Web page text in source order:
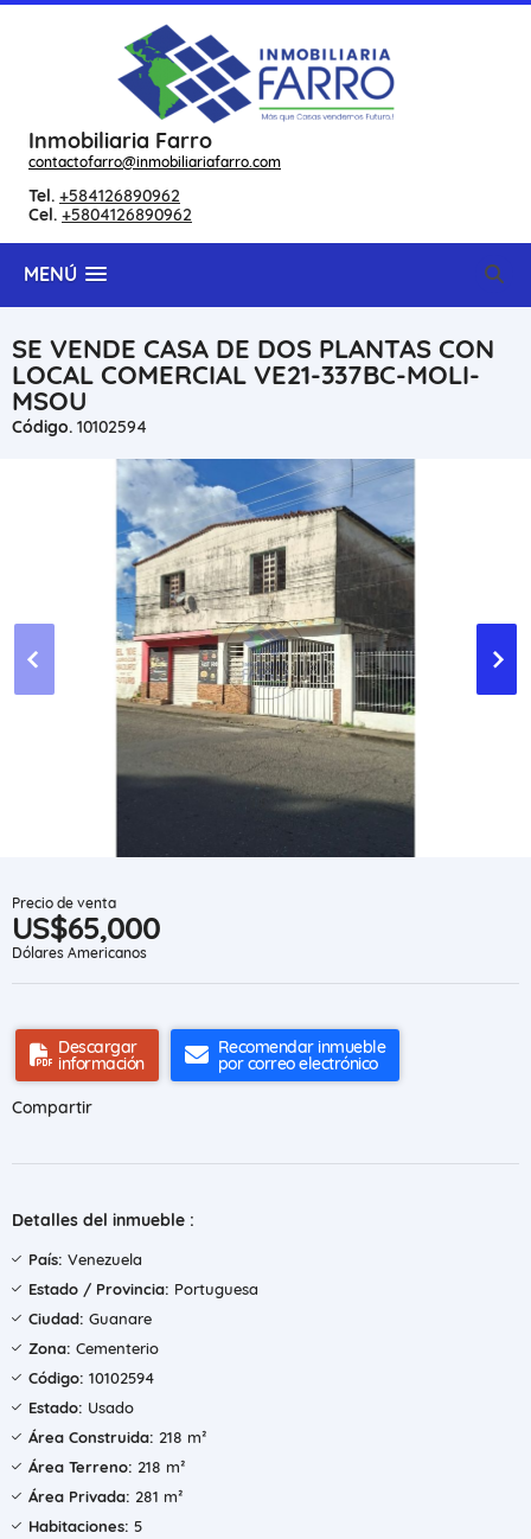
Inmobiliaria Farro
contactofarro@inmobiliariafarro.com
Tel. +584126890962
Cel. +5804126890962
MENÚ
SE VENDE CASA DE DOS PLANTAS CON
LOCAL COMERCIAL VE21-337BC-MOLI-
MSOU
Código. 10102594
Precio de venta
US$65,000
Dólares Americanos
Descargar
información
Recomendar inmueble
por correo electrónico
Compartir
Detalles del inmueble :
País: Venezuela
Estado / Provincia: Portuguesa
Ciudad: Guanare
Zona: Cementerio
Código: 10102594
Estado: Usado
Área Construida: 218 m²
Área Terreno: 218 m²
Área Privada: 281 m²
Habitaciones: 5